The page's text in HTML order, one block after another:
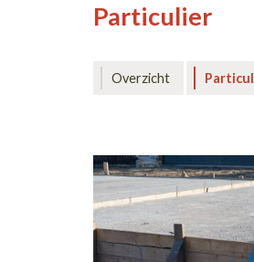
Particulier
Overzicht